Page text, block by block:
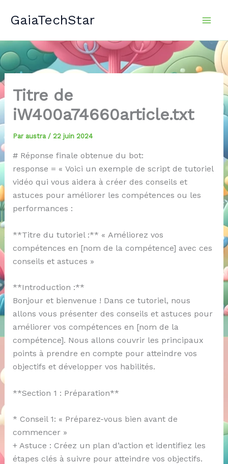
GaiaTechStar
Titre de
iW400a74660article.txt
Par austra / 22 juin 2024
# Réponse finale obtenue du bot:
response = « Voici un exemple de script de tutoriel
vidéo qui vous aidera à créer des conseils et
astuces pour améliorer les compétences ou les
performances :
**Titre du tutoriel :** « Améliorez vos
compétences en [nom de la compétence] avec ces
conseils et astuces »
**Introduction :**
Bonjour et bienvenue ! Dans ce tutoriel, nous
allons vous présenter des conseils et astuces pour
améliorer vos compétences en [nom de la
compétence]. Nous allons couvrir les principaux
points à prendre en compte pour atteindre vos
objectifs et développer vos habilités.
**Section 1 : Préparation**
* Conseil 1: « Préparez-vous bien avant de
commencer »
+ Astuce : Créez un plan d’action et identifiez les
étapes clés à suivre pour atteindre vos objectifs.